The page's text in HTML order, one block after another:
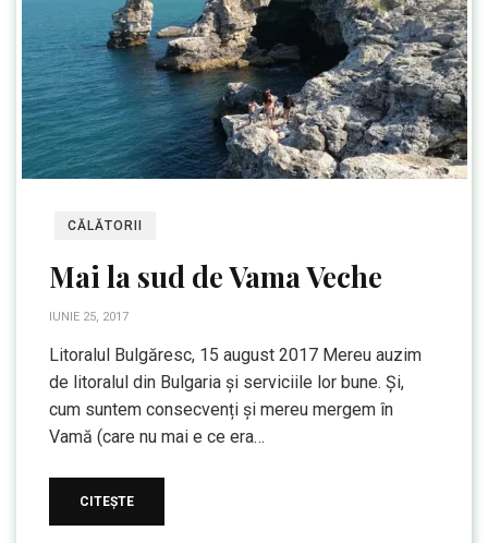
CĂLĂTORII
Mai la sud de Vama Veche
IUNIE 25, 2017
Litoralul Bulgăresc, 15 august 2017 Mereu auzim
de litoralul din Bulgaria și serviciile lor bune. Și,
cum suntem consecvenți și mereu mergem în
Vamă (care nu mai e ce era…
CITEȘTE